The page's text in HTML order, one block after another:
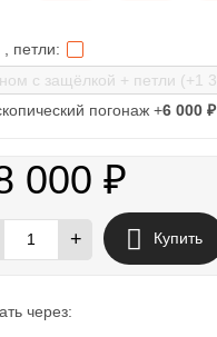
, петли:
погонаж +6 000₽
000₽
+ Купить
через: